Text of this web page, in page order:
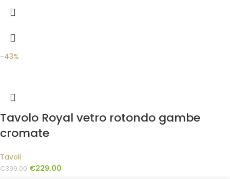
-43%
Tavolo Royal vetro rotondo gambe
cromate
Tavoli
€399.00 €229.00